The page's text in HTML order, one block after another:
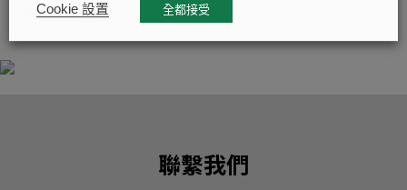
平面藍水晶鏡面
聯繫我們
Cookie 設置
全都接受